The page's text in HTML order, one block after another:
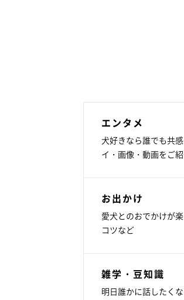
エンタメ
犬好きなら誰でも共
イ・画像・動画をご
お出かけ
愛犬とのおでかけが
コツなど
雑学・豆知識
明日誰かに話したく